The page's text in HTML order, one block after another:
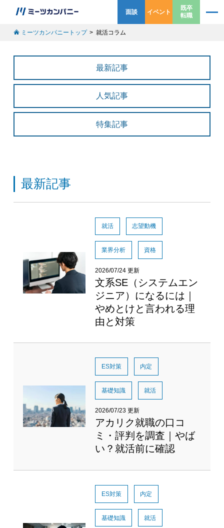
面談 イベント
既卒
転職
ミーツカンパニートップ 就活コラム
最新記事
人気記事
特集記事
最新記事
就活 志望動機
業界分析 資格
2026/07/24 更新
文系SE（システムエン
ジニア）になるには｜
やめとけと言われる理
由と対策
ES対策 内定
基礎知識 就活
2026/07/23 更新
アカリク就職の口コ
ミ・評判を調査｜やば
い？就活前に確認
ES対策 内定
基礎知識 就活